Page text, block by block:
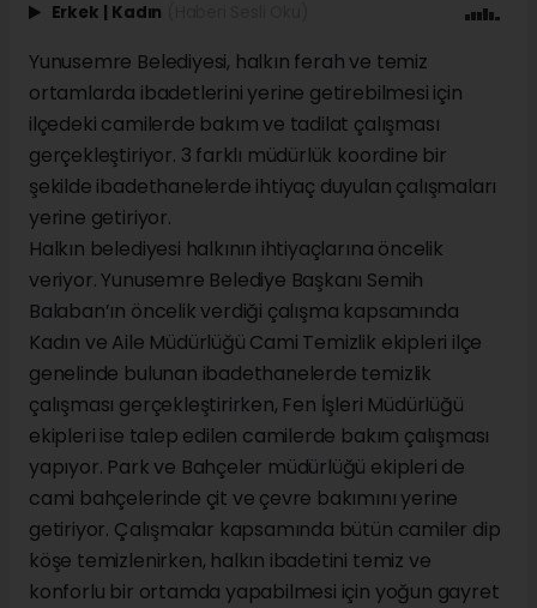
Erkek | Kadın
Yunusemre Belediyesi, halkın ferah ve temiz
ortamlarda ibadetlerini yerine getirebilmesi için
ilçedeki camilerde bakım ve tadilat çalışması
gerçekleştiriyor. 3 farklı müdürlük koordine bir
şekilde ibadethanelerde ihtiyaç duyulan çalışmaları
yerine getiriyor.
Halkın belediyesi halkının ihtiyaçlarına öncelik
veriyor. Yunusemre Belediye Başkanı Semih
Balaban’ın öncelik verdiği çalışma kapsamında
Kadın ve Aile Müdürlüğü Cami Temizlik ekipleri ilçe
genelinde bulunan ibadethanelerde temizlik
çalışması gerçekleştirirken, Fen İşleri Müdürlüğü
ekipleri ise talep edilen camilerde bakım çalışması
yapıyor. Park ve Bahçeler müdürlüğü ekipleri de
cami bahçelerinde çit ve çevre bakımını yerine
getiriyor. Çalışmalar kapsamında bütün camiler dip
köşe temizlenirken, halkın ibadetini temiz ve
konforlu bir ortamda yapabilmesi için yoğun gayret